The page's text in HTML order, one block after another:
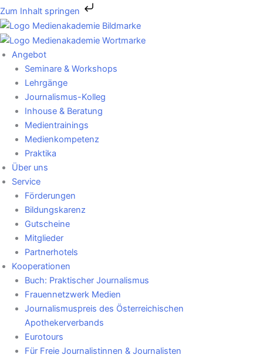
Zum Inhalt springen
Zum
Inhalt
springen
Angebot
Seminare & Workshops
Lehrgänge
Journalismus-Kolleg
Inhouse & Beratung
Medientrainings
Medienkompetenz
Praktika
Über uns
Service
Förderungen
Bildungskarenz
Gutscheine
Mitglieder
Partnerhotels
Kooperationen
Buch: Praktischer Journalismus
Frauennetzwerk Medien
Journalismuspreis des Österreichischen
Apothekerverbands
Eurotours
Für Freie Journalistinnen & Journalisten